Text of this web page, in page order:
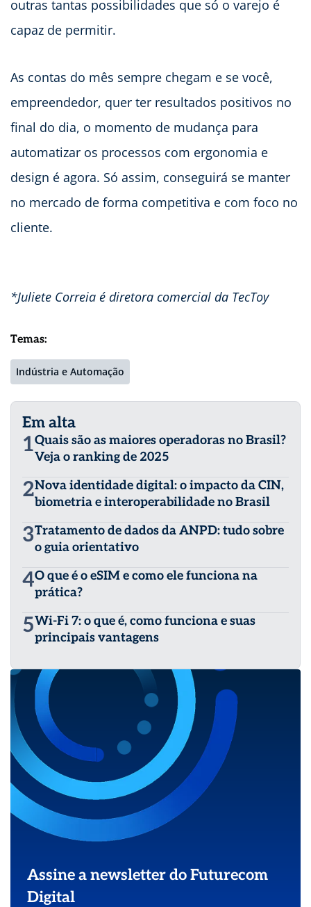
outras tantas possibilidades que só o varejo é
capaz de permitir.
As contas do mês sempre chegam e se você,
empreendedor, quer ter resultados positivos no
final do dia, o momento de mudança para
automatizar os processos com ergonomia e
design é agora. Só assim, conseguirá se manter
no mercado de forma competitiva e com foco no
cliente.
*Juliete Correia é diretora comercial da TecToy
Temas:
Indústria e Automação
Em alta
1Quais são as maiores operadoras no Brasil?
Veja o ranking de 2025
2Nova identidade digital: o impacto da CIN,
biometria e interoperabilidade no Brasil
3Tratamento de dados da ANPD: tudo sobre
o guia orientativo
4O que é o eSIM e como ele funciona na
prática?
5Wi-Fi 7: o que é, como funciona e suas
principais vantagens
Assine a newsletter do Futurecom
Digital